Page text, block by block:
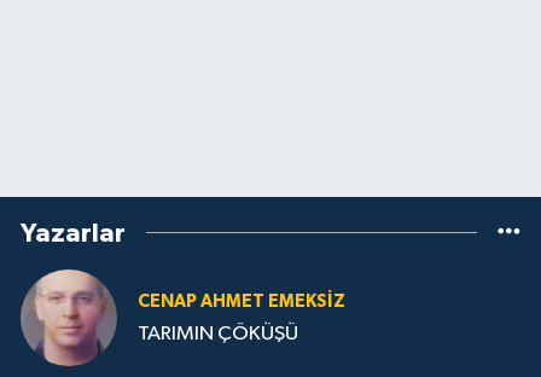
Yazarlar
CENAP AHMET EMEKSİZ
TARIMIN ÇÖKÜŞÜ